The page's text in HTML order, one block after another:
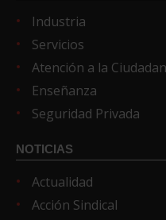
Industria
Servicios
Atención a la
Enseñanza
Seguridad Privada
NOTICIAS
Actualidad
Acción Sindical